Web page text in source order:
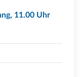
11.00 Uhr